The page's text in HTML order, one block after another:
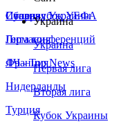
Сборная Украины
Италия
Германия
Франция
Нидерланды
Турция
Суперкубок УЕФА
Лига конференций
ЛЧ - Top News
Украина
Украина
Первая лига
Вторая лига
Кубок Украины